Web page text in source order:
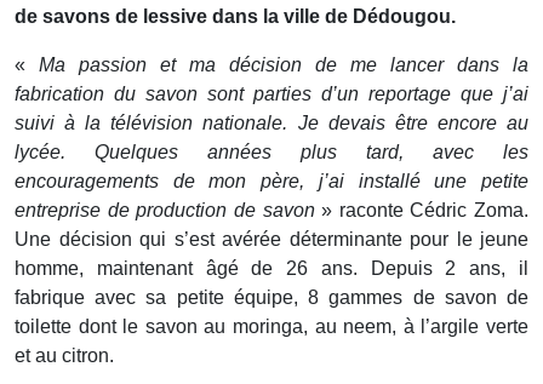
de savons de lessive dans la ville de Dédougou.
« Ma passion et ma décision de me lancer dans la
fabrication du savon sont parties d’un reportage que j’ai
suivi à la télévision nationale. Je devais être encore au
lycée. Quelques années plus tard, avec les
encouragements de mon père, j’ai installé une petite
entreprise de production de savon» raconte Cédric Zoma.
Une décision qui s’est avérée déterminante pour le jeune
homme, maintenant âgé de 26 ans. Depuis 2 ans, il
fabrique avec sa petite équipe, 8 gammes de savon de
toilette dont le savon au moringa, au neem, à l’argile verte
et au citron.